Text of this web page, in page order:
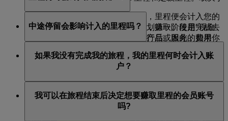
不能通过其他常旅客计划或忠诚计划赚取。使用“现金
+里程”组合方式支付任何航班相关产品或服务的费用
当您从出发机场飞抵目的地机场后，里程便会计入您的
账户。里程分为两个阶段计入账户，第一阶段是完成去
程旅行后，第二阶段是完成返程旅行后。因此，如果你
入你的账户，返回伦敦后，剩余部分即刻到账。
中途停留会影响计入的里程吗？
此，如果你在从伦敦飞往悉尼的途中在迪拜停留，里程
仅在你抵达悉尼后计入你的账户。
如果我没有完成我的旅程，我的里程何时会计入账
户？
航程已退款或失效），在你提交剩余航程的取消或退款
申请后，我们会尽快将你已完成的航程的里程数计入你
我可以在旅程结束后决定想要赚取里程的会员账号
吗?